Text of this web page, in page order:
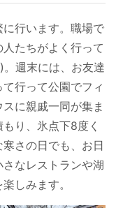
行います。職場で
たちがよく行って
週末には、お友達
行って公園でフィ
に親戚一同が集ま
り、氷点下8度く
さの日でも、お日
なレストランや湖
しみます。